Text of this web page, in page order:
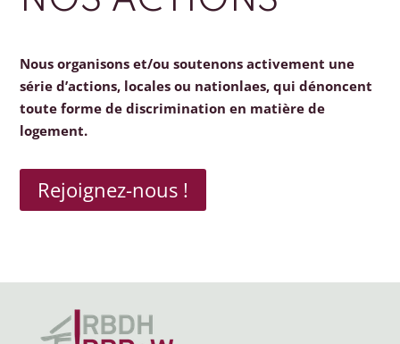
Nous organisons et/ou soutenons activement une
série d’actions, locales ou nationlaes, qui dénoncent
toute forme de discrimination en matière de
logement.
Rejoignez-nous !